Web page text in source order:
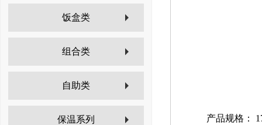
饭盒类
组合类
自助类
保温系列 产品规格：